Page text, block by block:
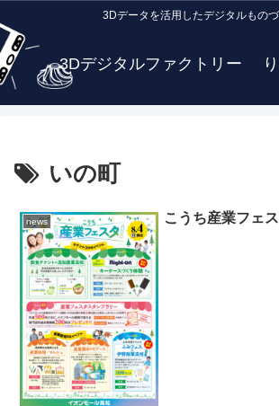
3Dデータを活用したデジタルものづ
3Dデジタルファクトリー り
いの町
news こうち産業フェ